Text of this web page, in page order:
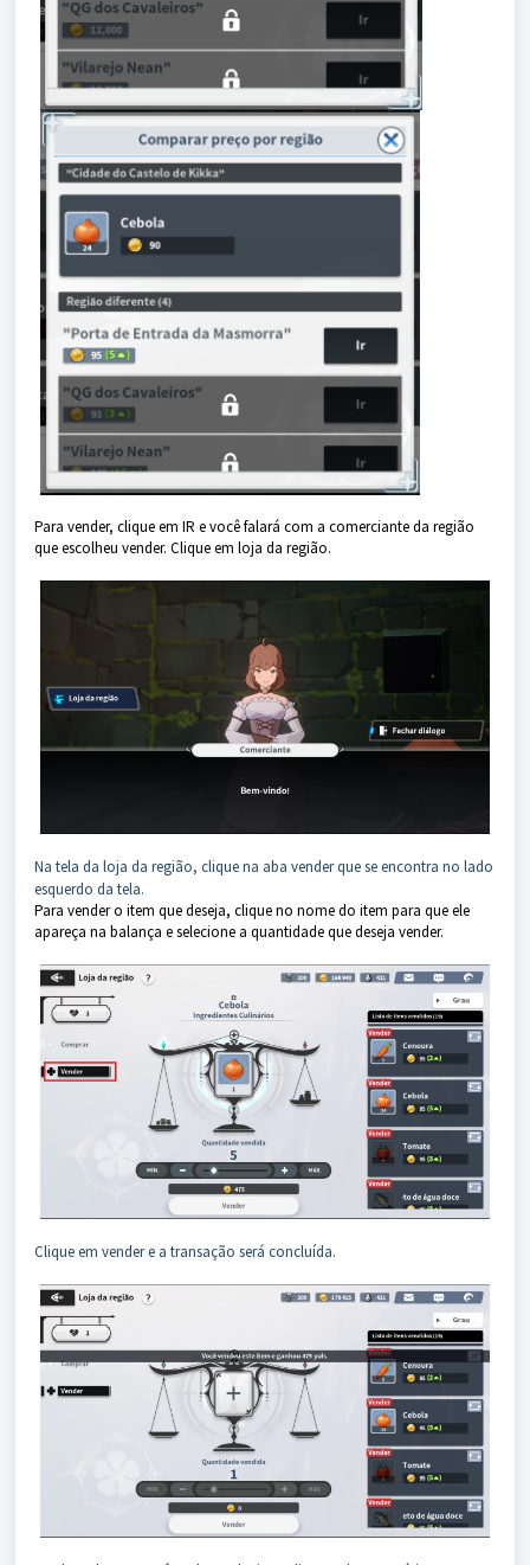
Para vender, clique em IR e você falará com a comerciante da região
que escolheu vender. Clique em loja da região.
Na tela da loja da região, clique na aba vender que se encontra no lado
esquerdo da tela.
Para vender o item que deseja, clique no nome do item para que ele
apareça na balança e selecione a quantidade que deseja vender.
Clique em vender e a transação será concluída.